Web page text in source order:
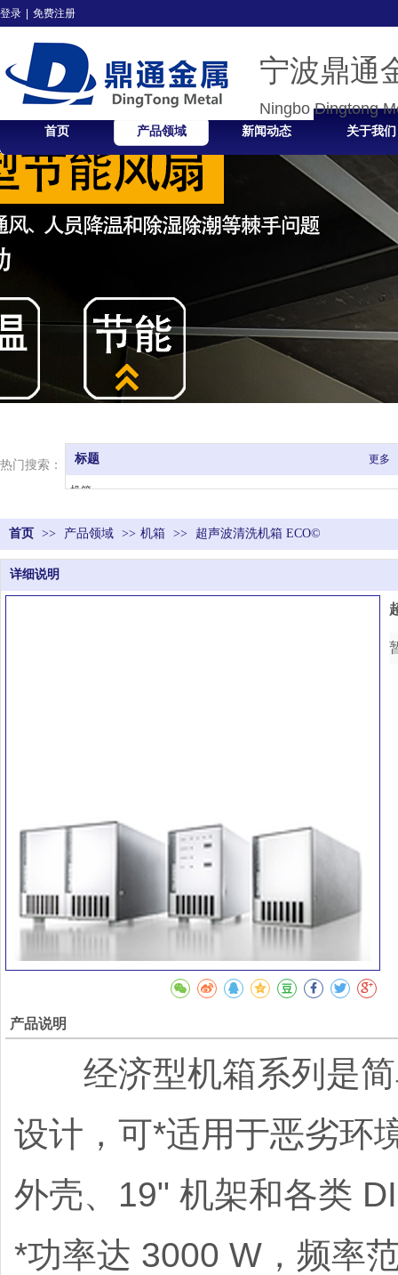
宁波鼎通
Ningbo Dingtong
首页 产品领域 新闻动态 关于我们
登录 免费注册
标题 更多
机箱、
控制器、
电线捻接等
热门搜索：
首页 >> 产品领域 >> 机箱 >> 超声波清洗机箱 ECO©
详细说明
产品说明
经济型机箱系列是简
设计，可*适用于恶劣环
外壳、19" 机架和各类
*功率达 3000 W，频率